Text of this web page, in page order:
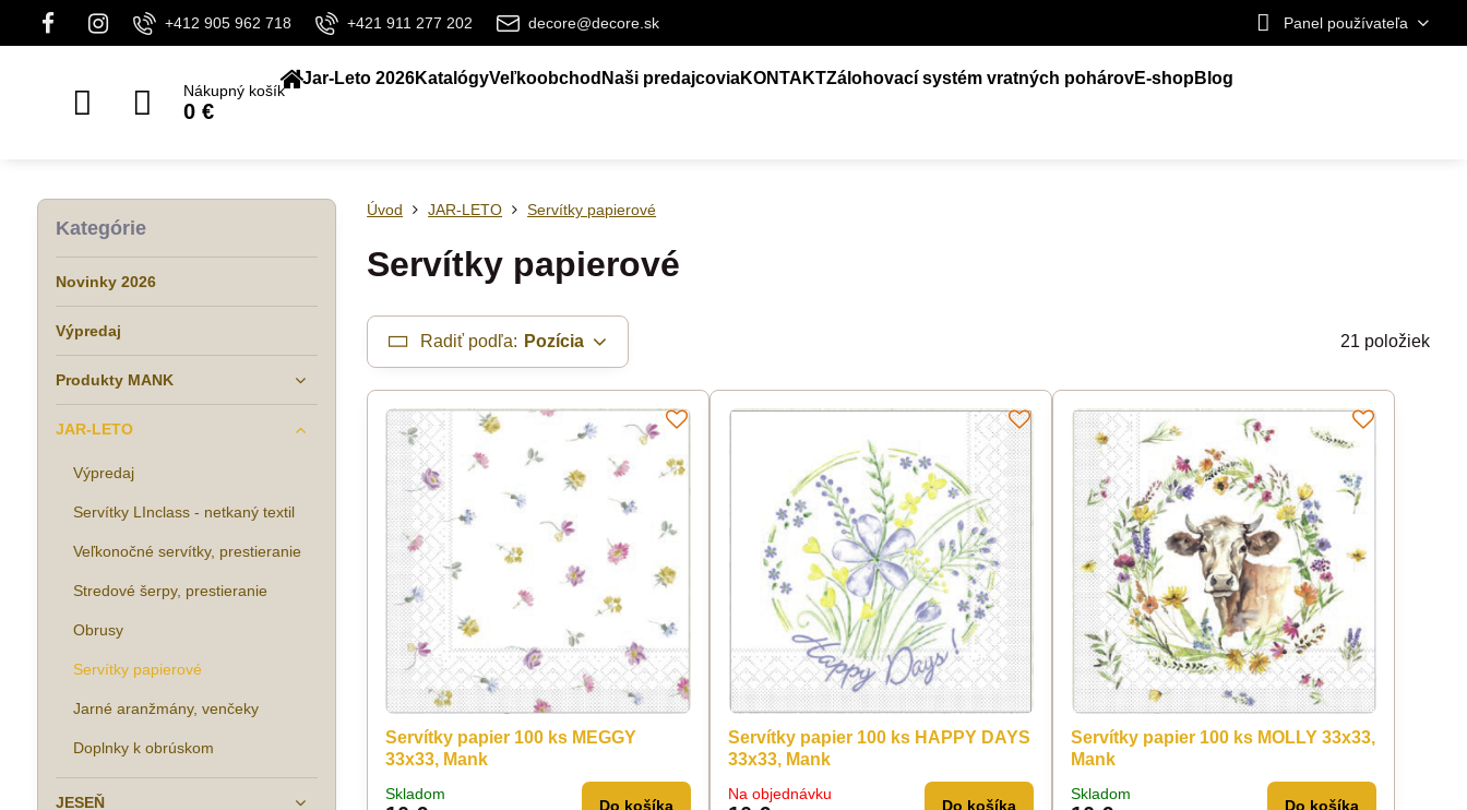
+412 905 962 718 +421 911 277 202 decore@decore.sk Panel používateľa
Nákupný košík
0 €
Jar-Leto 2026KatalógyVeľkoobchod Naši predajcoviaKONTAKTZálohovací systém vratných pohárovE-shopBlog
Úvod JAR-LETO Servítky papierové
Servítky papierové
Radiť podľa: Pozícia 21 položiek
Servítky papier 100 ks MEGGY
33x33, Mank
Skladom
Do košíka
Servítky papier 100 ks HAPPY DAYS
33x33, Mank
Na objednávku
Do košíka
Servítky papier 100 ks MOLLY 33x33,
Mank
Skladom
Do košíka
Kategórie
Novinky 2026
Výpredaj
Produkty MANK
JAR-LETO
Výpredaj
Servítky LInclass - netkaný textil
Veľkonočné servítky, prestieranie
Stredové šerpy, prestieranie
Obrusy
Servítky papierové
Jarné aranžmány, venčeky
Doplnky k obrúskom
JESEŇ